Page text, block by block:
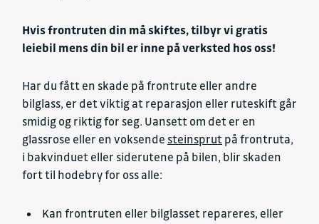
Hvis frontruten din må skiftes, tilbyr vi gratis
leiebil mens din bil er inne på verksted hos oss!
Har du fått en skade på frontrute eller andre
bilglass, er det viktig at reparasjon eller ruteskift går
smidig og riktig for seg. Uansett om det er en
glassrose eller en voksende steinsprut på frontruta,
i bakvinduet eller siderutene på bilen, blir skaden
fort til hodebry for oss alle:
Kan frontruten eller bilglasset repareres, eller